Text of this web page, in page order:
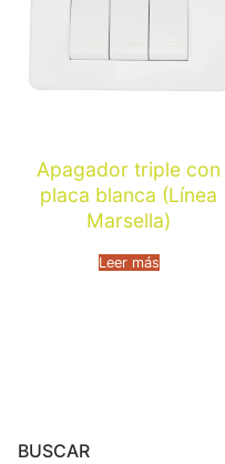
Apagador triple con
placa blanca (Línea
Marsella)
Leer más
BUSCAR